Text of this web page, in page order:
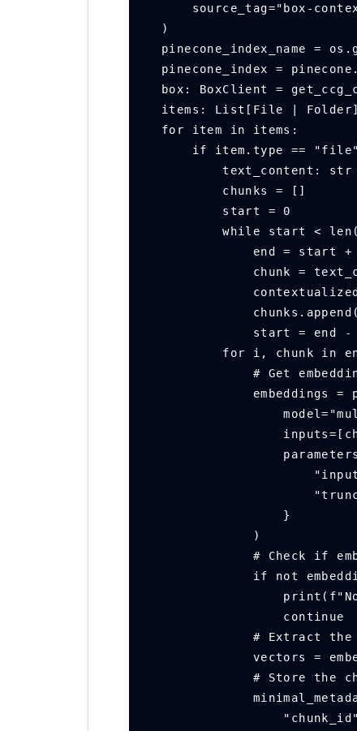
source_tag="box-
)
pinecone_index_name =
pinecone_index =
box: BoxClient =
items: List[File | Folder]
for item in items:
if item.type ==
        chunks = []
        start = 0
while start <
end
chunk
for i, chunk
#
                }
            )
#
if
                continue
#
#